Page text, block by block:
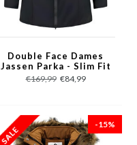
Double Face Dames
Jassen Parka - Slim Fit
-2161B - Zwart
€169,99 €84,99
-15%